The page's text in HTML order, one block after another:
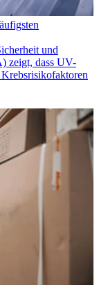
und
zeigt, dass UV-